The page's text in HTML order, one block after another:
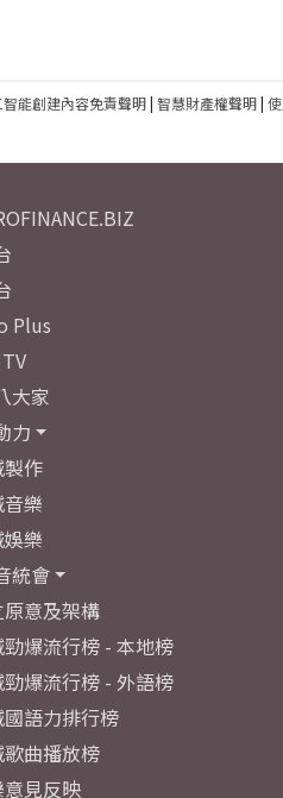
能創建內容免責聲明| 智慧財產權聲明|
Plus
大家
力
作
樂
樂
統會
意及架構
爆流行榜 - 本地榜
爆流行榜 - 外語榜
語力排行榜
曲播放榜
見反映